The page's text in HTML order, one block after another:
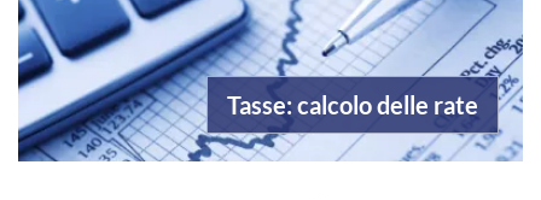
Tasse: calcolo delle rate